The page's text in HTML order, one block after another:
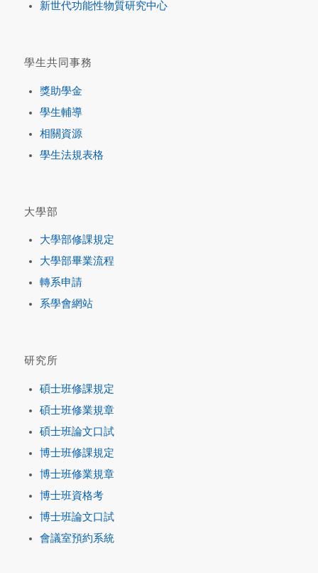
新世代功能性物質研究中心
學生共同事務
獎助學金
學生輔導
相關資源
學生法規表格
大學部
大學部修課規定
大學部畢業流程
轉系申請
系學會網站
研究所
碩士班修課規定
碩士班修業規章
碩士班論文口試
博士班修課規定
博士班修業規章
博士班資格考
博士班論文口試
會議室預約系統